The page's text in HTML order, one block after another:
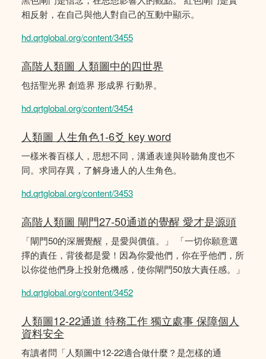
相反射，在自己與他人對自己的互動中顯示。
hd.qrtglobal.org/content/3455
高階人類圖 人類圖中的四世界
包括聖光界 創造界 形成界 行動界。
hd.qrtglobal.org/content/3454
人類圖 人生角色1-6爻 key word
一樣米養百樣人，思想不同，溝通表達與聆聽角度也不
同。求同存異，了解身邊人的人生角色。
hd.qrtglobal.org/content/3453
高階人類圖 閘門27-50通道的覺醒 愛才是源頭
「閘門50的深層覺醒，是愛與價值。」 「一切你願意選
擇的責任，背後都是愛！因為你愛他們，你在乎他們，所
以你從他們身上投射危機感，使你閘門50放大責任感。」
hd.qrtglobal.org/content/3452
人類圖12-22通道 特務工作 獨立處事 保障個人
資料安全
有讀者問「人類圖中12-22適合做什麼？是怎樣的通